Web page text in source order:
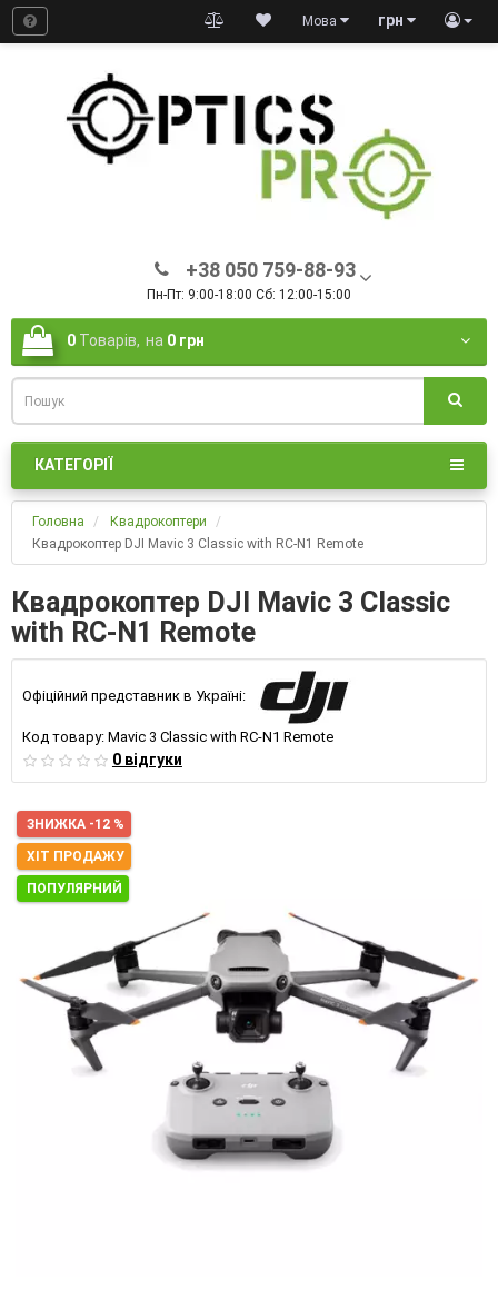
грн
Мова
+38 050 759-88-93
Пн-Пт: 9:00-18:00 Сб: 12:00-15:00
0 Товарів, на 0 грн
КАТЕГОРІЇ
Головна
Квадрокоптери
Квадрокоптер DJI Mavic 3 Classic with RC-N1 Remote
Квадрокоптер DJI Mavic 3 Classic
with RC-N1 Remote
Офіційний представник в Україні:
Код товару: Mavic 3 Classic with RC-N1 Remote
0 відгуки
ЗНИЖКА -12 %
ХІТ ПРОДАЖУ
ПОПУЛЯРНИЙ